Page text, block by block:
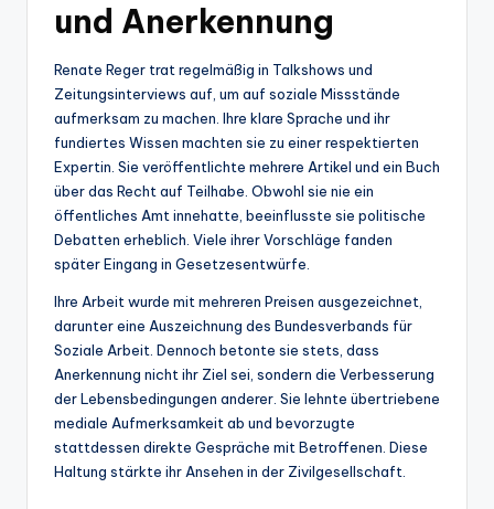
und Anerkennung
Renate Reger trat regelmäßig in Talkshows und
Zeitungsinterviews auf, um auf soziale Missstände
aufmerksam zu machen. Ihre klare Sprache und ihr
fundiertes Wissen machten sie zu einer respektierten
Expertin. Sie veröffentlichte mehrere Artikel und ein Buch
über das Recht auf Teilhabe. Obwohl sie nie ein
öffentliches Amt innehatte, beeinflusste sie politische
Debatten erheblich. Viele ihrer Vorschläge fanden
später Eingang in Gesetzesentwürfe.
Ihre Arbeit wurde mit mehreren Preisen ausgezeichnet,
darunter eine Auszeichnung des Bundesverbands für
Soziale Arbeit. Dennoch betonte sie stets, dass
Anerkennung nicht ihr Ziel sei, sondern die Verbesserung
der Lebensbedingungen anderer. Sie lehnte übertriebene
mediale Aufmerksamkeit ab und bevorzugte
stattdessen direkte Gespräche mit Betroffenen. Diese
Haltung stärkte ihr Ansehen in der Zivilgesellschaft.